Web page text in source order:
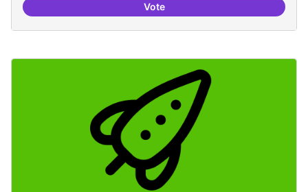
Votedecidim.canodrom